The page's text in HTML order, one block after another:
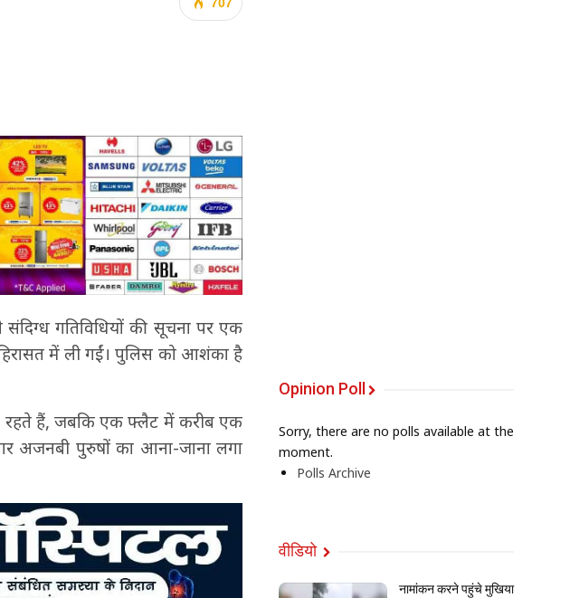
संदिग्ध गतिविधियों की सूचना पर एक
में ली गईं। पुलिस को आशंका है
रहते हैं, जबकि एक फ्लैट में करीब एक
अजनबी पुरुषों का आना-जाना लगा
Opinion Poll
Sorry, there are no polls available at the
moment.
Polls Archive
वीडियो
नामांकन करने पहुंचे मुखिया